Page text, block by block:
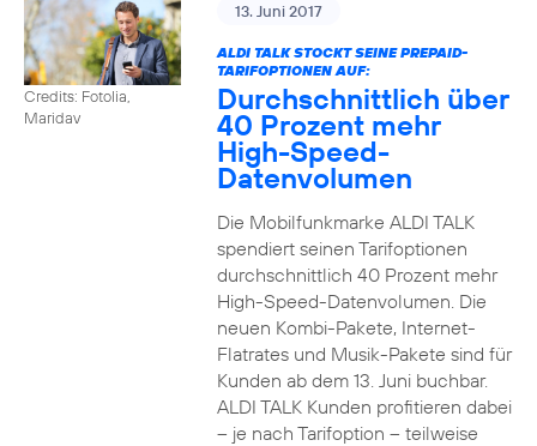
Credits: Fotolia,
Maridav
13. Juni 2017
ALDI TALK STOCKT SEINE PREPAID-
TARIFOPTIONEN AUF:
Durchschnittlich über
40 Prozent mehr
High-Speed-
Datenvolumen
Die Mobilfunkmarke ALDI TALK
spendiert seinen Tarifoptionen
durchschnittlich 40 Prozent mehr
High-Speed-Datenvolumen. Die
neuen Kombi-Pakete, Internet-
Flatrates und Musik-Pakete sind für
Kunden ab dem 13. Juni buchbar.
ALDI TALK Kunden profitieren dabei
– je nach Tarifoption – teilweise